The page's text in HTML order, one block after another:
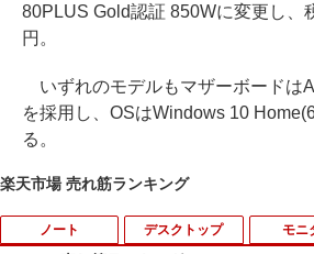
80PLUS Gold認証 850Wに変更し、
円。
いずれのモデルもマザーボードは
を採用し、OSはWindows 10
る。
楽天市場 売れ筋ランキング
ノート デスクトップ モニ